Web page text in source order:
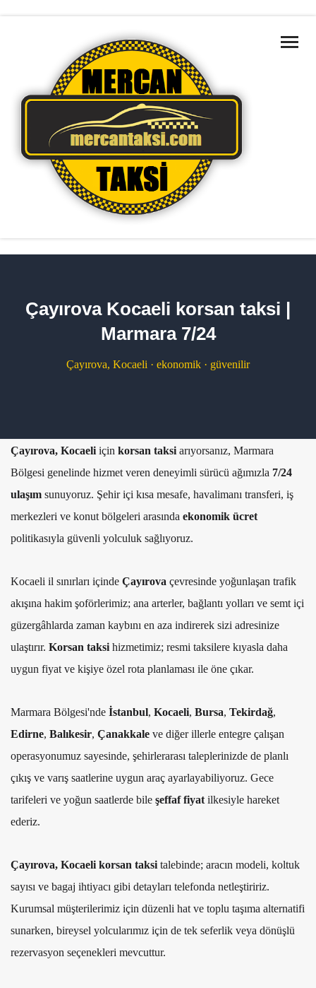
ANA SAYFA
MARMARA BÖLGELERI
HAKKIMIZDA
HIZMETLERIMIZ
TAKSILERIMIZ
İLETIŞIM
HIZMET BÖLGELERIMIZ
Çayırova Kocaeli korsan taksi |
Marmara 7/24
Çayırova, Kocaeli · ekonomik · güvenilir
Çayırova, Kocaeli için korsan taksi arıyorsanız, Marmara
Bölgesi genelinde hizmet veren deneyimli sürücü ağımızla 7/24
ulaşım sunuyoruz. Şehir içi kısa mesafe, havalimanı transferi, iş
merkezleri ve konut bölgeleri arasında ekonomik ücret
politikasıyla güvenli yolculuk sağlıyoruz.
Kocaeli il sınırları içinde Çayırova çevresinde yoğunlaşan trafik
akışına hakim şoförlerimiz; ana arterler, bağlantı yolları ve semt içi
güzergâhlarda zaman kaybını en aza indirerek sizi adresinize
ulaştırır. Korsan taksi hizmetimiz; resmi taksilere kıyasla daha
uygun fiyat ve kişiye özel rota planlaması ile öne çıkar.
Marmara Bölgesi'nde İstanbul, Kocaeli, Bursa, Tekirdağ,
Edirne, Balıkesir, Çanakkale ve diğer illerle entegre çalışan
operasyonumuz sayesinde, şehirlerarası taleplerinizde de planlı
çıkış ve varış saatlerine uygun araç ayarlayabiliyoruz. Gece
tarifeleri ve yoğun saatlerde bile şeffaf fiyat ilkesiyle hareket
ederiz.
Çayırova, Kocaeli korsan taksi talebinde; aracın modeli, koltuk
sayısı ve bagaj ihtiyacı gibi detayları telefonda netleştiririz.
Kurumsal müşterilerimiz için düzenli hat ve toplu taşıma alternatifi
sunarken, bireysel yolcularımız için de tek seferlik veya dönüşlü
rezervasyon seçenekleri mevcuttur.